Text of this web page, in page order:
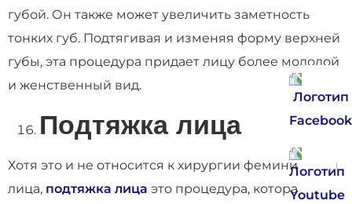
губой. Он также может увеличить заметность
тонких губ. Подтягивая и изменяя форму верхней
губы, эта процедура придает лицу более молодой
и женственный вид.
Подтяжка лица
Хотя это и не относится к хирургии феминизации
лица, подтяжка лица это процедура, которая